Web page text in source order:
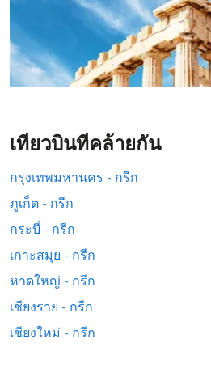
เที่ยวบินที่คล้ายกัน
กรุงเทพมหานคร - กรีก
ภูเก็ต - กรีก
กระบี่ - กรีก
เกาะสมุย - กรีก
หาดใหญ่ - กรีก
เชียงราย - กรีก
เชียงใหม่ - กรีก